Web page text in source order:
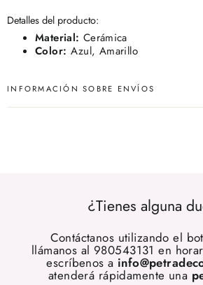
Detalles del producto:
Material: Cerámica
Color: Azul, Amarillo
INFORMACIÓN SOBRE ENVÍOS
¿Tienes alguna
Contáctanos utilizando el
llámanos al 980543131 en
escríbenos a
atenderá rápidamente una